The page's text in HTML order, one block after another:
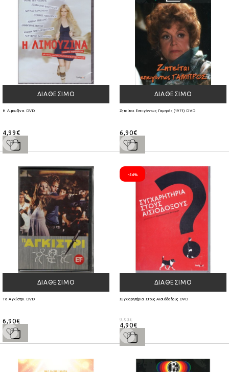
ΔΙΑΘΈΣΙΜΟ
Η Λιμουζίνα DVD
4,99€
ΔΙΑΘΈΣΙΜΟ
Ζητείται Επειγόντως Γαμπρός (1971) DVD
6,90€
ΔΙΑΘΈΣΙΜΟ
Το Αγκίστρι DVD
6,90€
ΔΙΑΘΈΣΙΜΟ
-56%
Συγχαρητήρια Στους Αισιόδοξους DVD
4,90€
9,90€